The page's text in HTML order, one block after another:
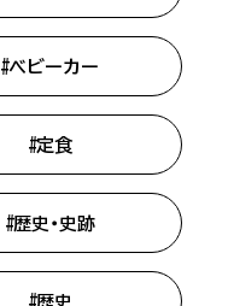
#ベビーカー
#定食
#歴史・史跡
#歴史